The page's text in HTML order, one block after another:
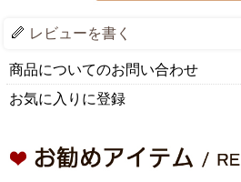
レビューを書く
商品についてのお問い合わせ
お気に入りに登録